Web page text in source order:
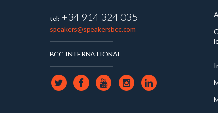
tel: +34 914 324 035
speakers@speakersbcc.com
BCC INTERNATIONAL